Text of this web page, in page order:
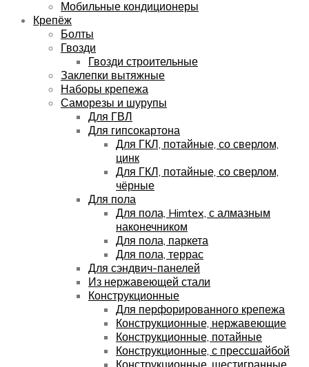
Мобильные кондиционеры
Крепёж
Болты
Гвозди
Гвозди строительные
Заклепки вытяжные
Наборы крепежа
Саморезы и шурупы
Для ГВЛ
Для гипсокартона
Для ГКЛ, потайные, со сверлом,
цинк
Для ГКЛ, потайные, со сверлом,
чёрные
Для пола
Для пола, Himtex, с алмазным
наконечником
Для пола, паркета
Для пола, террас
Для сэндвич-панелей
Из нержавеющей стали
Конструкционные
Для перфорированного крепежа
Конструкционные, нержавеющие
Конструкционные, потайные
Конструкционные, с прессшайбой
Конструкционные, шестигранные